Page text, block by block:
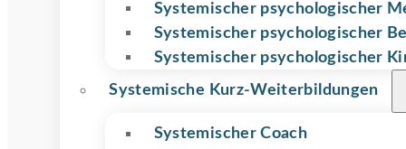
Systemischer psychologischer
Systemischer psychologischer
Systemischer psychologischer
Systemische Kurz-Weiterbildungen
Systemischer Coach